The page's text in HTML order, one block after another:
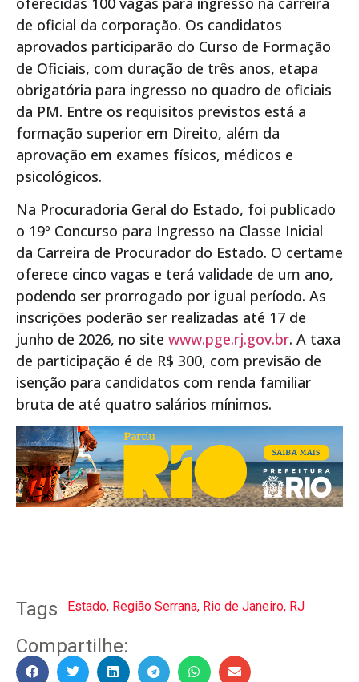
de oficial da corporação. Os candidatos
aprovados participarão do Curso de Formação
de Oficiais, com duração de três anos, etapa
obrigatória para ingresso no quadro de oficiais
da PM. Entre os requisitos previstos está a
formação superior em Direito, além da
aprovação em exames físicos, médicos e
psicológicos.
Na Procuradoria Geral do Estado, foi publicado
o 19º Concurso para Ingresso na Classe Inicial
da Carreira de Procurador do Estado. O certame
oferece cinco vagas e terá validade de um ano,
podendo ser prorrogado por igual período. As
inscrições poderão ser realizadas até 17 de
junho de 2026, no site www.pge.rj.gov.br. A taxa
de participação é de R$ 300, com previsão de
isenção para candidatos com renda familiar
bruta de até quatro salários mínimos.
Tags Estado, Região Serrana, Rio de Janeiro, RJ
Compartilhe: